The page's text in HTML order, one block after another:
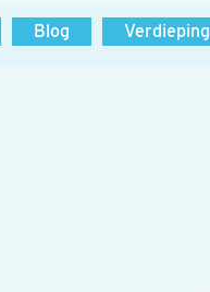
Blog Verdieping